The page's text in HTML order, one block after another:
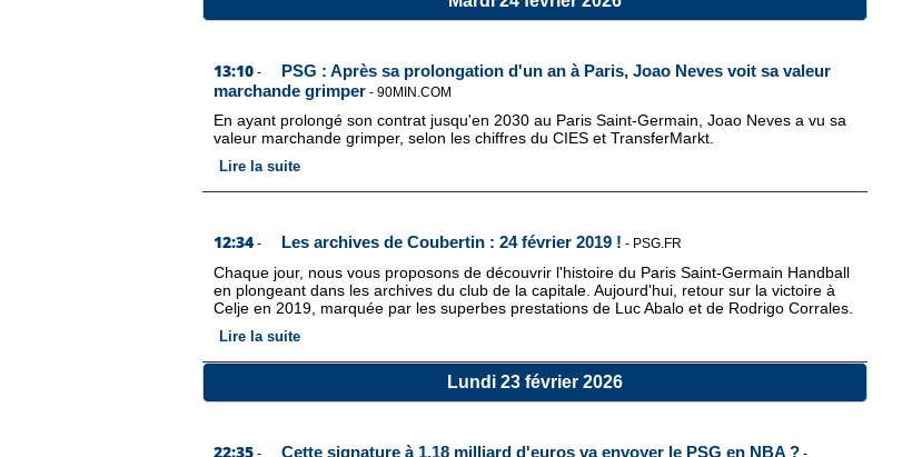
13:10 -
PSG : Après sa prolongation d'un an à Paris, Joao Neves voit sa valeur
marchande grimper - 90MIN.COM
En ayant prolongé son contrat jusqu'en 2030 au Paris Saint-Germain, Joao Neves a vu sa
valeur marchande grimper, selon les chiffres du CIES et TransferMarkt.
Lire la suite
12:34 - Les archives de Coubertin : 24 février 2019 ! - PSG.FR
Chaque jour, nous vous proposons de découvrir l'histoire du Paris Saint-Germain Handball
en plongeant dans les archives du club de la capitale. Aujourd'hui, retour sur la victoire à
Celje en 2019, marquée par les superbes prestations de Luc Abalo et de Rodrigo Corrales.
Lire la suite
Lundi 23 février 2026
22:35 - Cette signature à 1,18 milliard d'euros va envoyer le PSG en NBA ? -